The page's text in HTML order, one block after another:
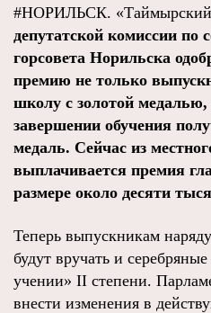
#НОРИЛЬСК. «Таймырский
депутатской комиссии по
горсовета Норильска
премию не только
школу с золотой
завершении обучения
медаль. Сейчас из
выплачивается премия
размере около десяти
Теперь выпускникам
будут вручать и
учении» II степени.
внести изменения в